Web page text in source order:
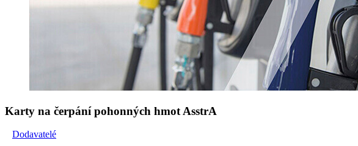
Karty na čerpání pohonných hmot AsstrA
Dodavatelé